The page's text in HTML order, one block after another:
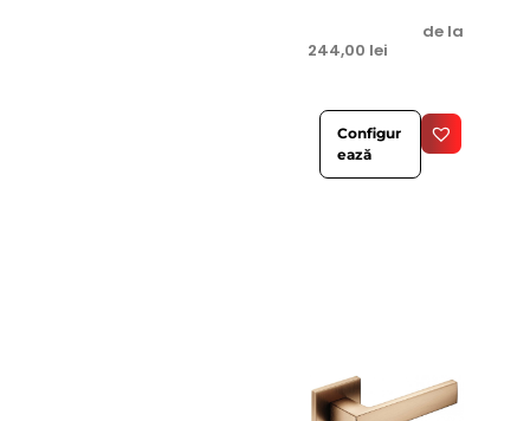
de la
244,00 lei
Configur
ează